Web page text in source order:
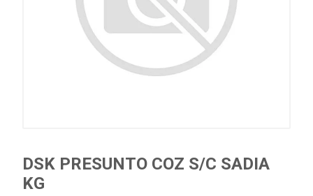
DSK PRESUNTO COZ S/C SADIA
KG